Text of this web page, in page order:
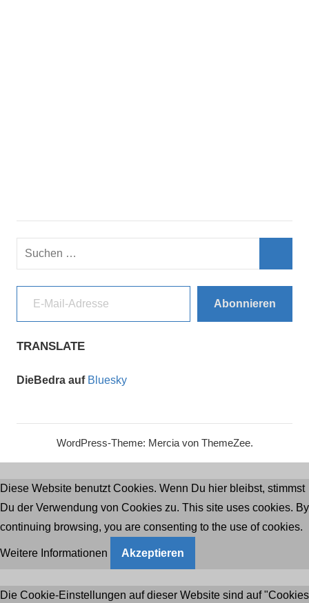
Suchen
E-Mail-Adresse
Abonnieren
TRANSLATE
DieBedra auf Bluesky
WordPress-Theme: Mercia von ThemeZee.
Diese Website benutzt Cookies. Wenn Du hier bleibst, stimmst
Du der Verwendung von Cookies zu. This site uses cookies. By
continuing browsing, you are consenting to the use of cookies.
Weitere Informationen Akzeptieren
Die Cookie-Einstellungen auf dieser Website sind auf "Cookies